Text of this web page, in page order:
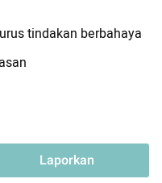
tindakan berbahaya
Laporkan